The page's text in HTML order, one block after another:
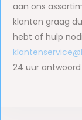
aan ons
klanten graag
hebt of hulp
24 uur